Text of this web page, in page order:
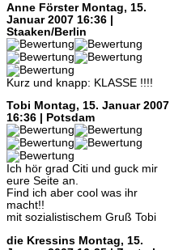
Anne Förster Montag, 15.
Januar 2007 16:36 |
Staaken/Berlin
Kurz und knapp: KLASSE !!!!
Tobi Montag, 15. Januar 2007
16:36 | Potsdam
Ich hör grad Citi und guck mir
eure Seite an.
Find ich aber cool was ihr
macht!!
mit sozialistischem Gruß Tobi
die Kressins Montag, 15.